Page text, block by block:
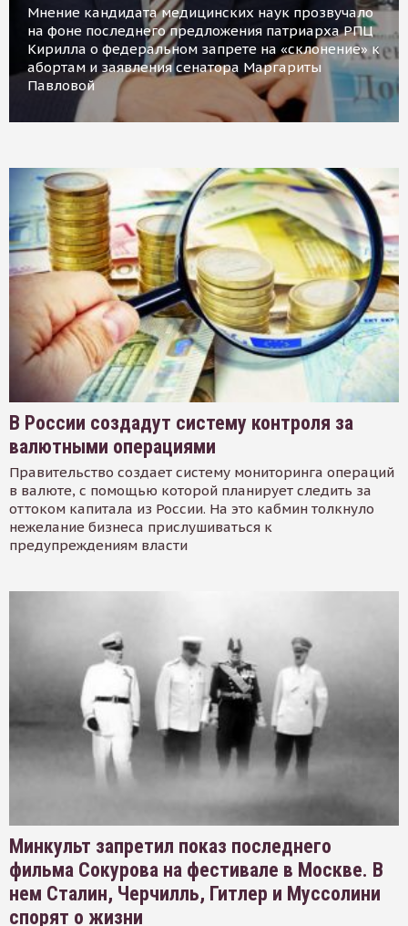
Мнение кандидата медицинских наук прозвучало
на фоне последнего предложения патриарха РПЦ
Кирилла о федеральном запрете на «склонение» к
абортам и заявления сенатора Маргариты
Павловой
В России создадут систему контроля за
валютными операциями
Правительство создает систему мониторинга операций
в валюте, с помощью которой планирует следить за
оттоком капитала из России. На это кабмин толкнуло
нежелание бизнеса прислушиваться к
предупреждениям власти
Минкульт запретил показ последнего
фильма Сокурова на фестивале в Москве. В
нем Сталин, Черчилль, Гитлер и Муссолини
спорят о жизни